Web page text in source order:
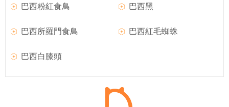
巴西粉紅食鳥 巴西黑
巴西所羅門食鳥 巴西紅毛蜘蛛
巴西白膝頭